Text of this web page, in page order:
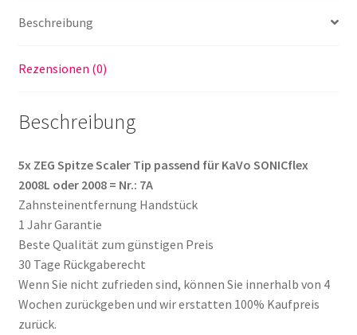
2008
7A
Beschreibung
Rezensionen (0)
Beschreibung
5x ZEG Spitze Scaler Tip passend für KaVo SONICflex
2008L oder 2008 = Nr.: 7A
Zahnsteinentfernung Handstück
1 Jahr Garantie
Beste Qualität zum günstigen Preis
30 Tage Rückgaberecht
Wenn Sie nicht zufrieden sind, können Sie innerhalb von 4
Wochen zurückgeben und wir erstatten 100% Kaufpreis
zurück.